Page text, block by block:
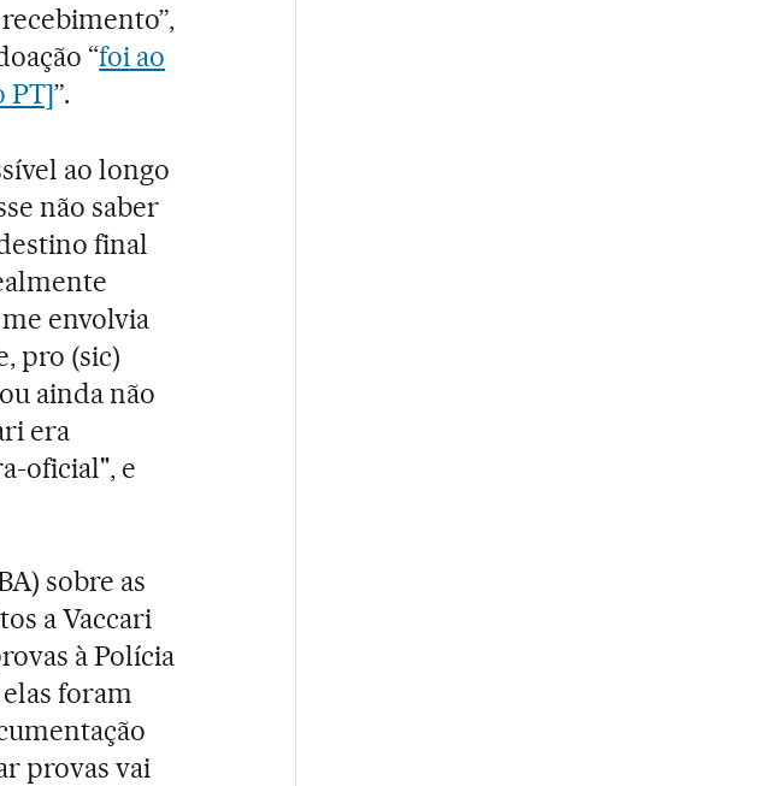
“foi ao
PT]”.
ao longo
não saber
final
envolvia
pro (sic)
ainda não
era
oficial", e
sobre as
a Vaccari
à Polícia
foram
provas vai